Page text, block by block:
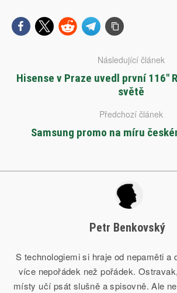
Následující článek
Hisense v Praze uvedl první 116″
světě
Předchozí článek
Samsung promo na míru
Petr Benkovský
S technologiemi si hraje od nepaměti a
více nepořádek než pořádek.
místy učí psát slušně a spisovně. Ale